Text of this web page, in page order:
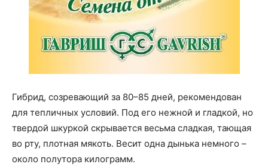
Гибрид, созревающий за 80–85 дней, рекомендован
для тепличных условий. Под его нежной и гладкой, но
твердой шкуркой скрывается весьма сладкая, тающая
во рту, плотная мякоть. Весит одна дынька немного –
около полутора килограмм.